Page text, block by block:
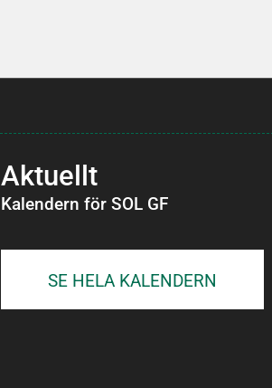
Aktuellt
Kalendern för SOL GF
SE HELA KALENDERN